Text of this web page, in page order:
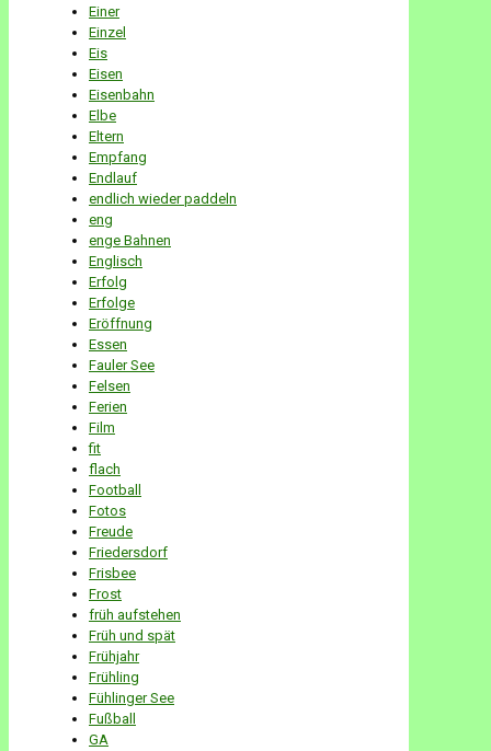
Einer
Einzel
Eis
Eisen
Eisenbahn
Elbe
Eltern
Empfang
Endlauf
endlich wieder paddeln
eng
enge Bahnen
Englisch
Erfolg
Erfolge
Eröffnung
Essen
Fauler See
Felsen
Ferien
Film
fit
flach
Football
Fotos
Freude
Friedersdorf
Frisbee
Frost
früh aufstehen
Früh und spät
Frühjahr
Frühling
Fühlinger See
Fußball
GA